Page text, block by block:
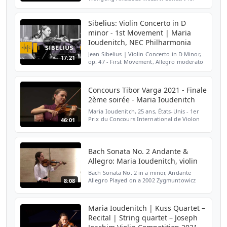
Joseph Joachim...
17:21
Sibelius: Violin Concerto in D
minor - 1st Movement | Maria
Ioudenitch, NEC Philharmonia
Jean Sibelius | Violin Concerto in D Minor,
op. 47 - First Movement, Allegro moderato
46:01
Concours Tibor Varga 2021 - Finale
2ème soirée - Maria Ioudenitch
Maria Ioudenitch, 25 ans, États-Unis - 1er
Prix du Concours International de Violon
8:08
Bach Sonata No. 2 Andante &
Allegro: Maria Ioudenitch, violin
Bach Sonata No. 2 in a minor, Andante
Allegro Played on a 2002 Zygmuntowicz
Maria Ioudenitch | Kuss Quartet –
Recital | String quartet – Joseph